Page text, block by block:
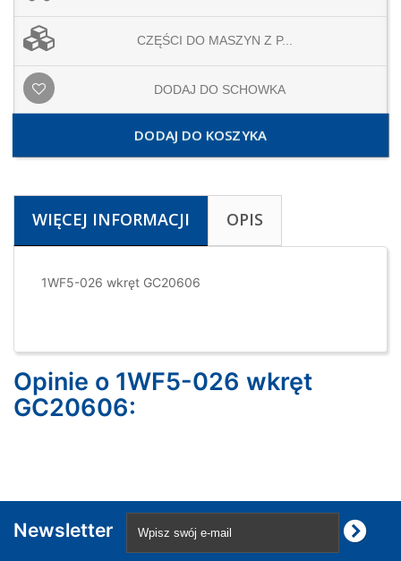
CZĘŚCI DO MASZYN Z P...
DODAJ DO SCHOWKA
DODAJ DO KOSZYKA
WIĘCEJ INFORMACJI OPIS
1WF5-026 wkręt GC20606
Opinie o 1WF5-026 wkręt
GC20606:
Newsletter